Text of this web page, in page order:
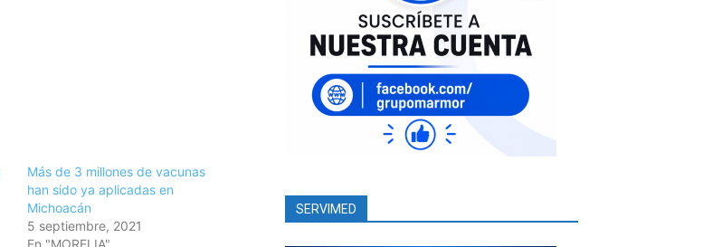
Más de 3 millones de vacunas
han sido ya aplicadas en
Michoacán
5 septiembre, 2021
En "MORELIA"
SERVIMED